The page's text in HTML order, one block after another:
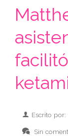
Escrito
Sin